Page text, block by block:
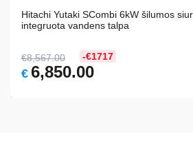
Hitachi Yutaki SCombi 6kW šilumos
integruota vandens talpa
-€1717
€8,567.00
Original
€ 6,850.00Current